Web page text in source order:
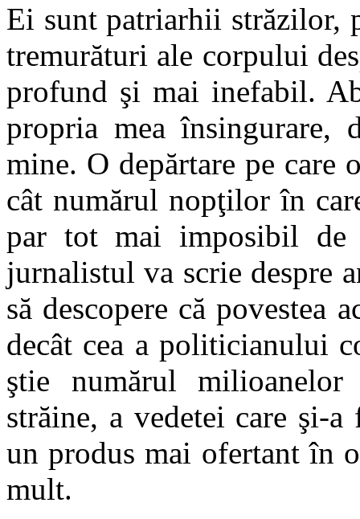
Ei sunt patriarhii străzilor,
tremurături ale corpului
profund şi mai inefabil.
propria mea însingurare,
mine. O depărtare pe care
cât numărul nopţilor în
par tot mai imposibil de
jurnalistul va scrie despre
să descopere că povestea
decât cea a politicianului
ştie numărul
străine, a vedetei care şi-
un produs mai ofertant în
mult.